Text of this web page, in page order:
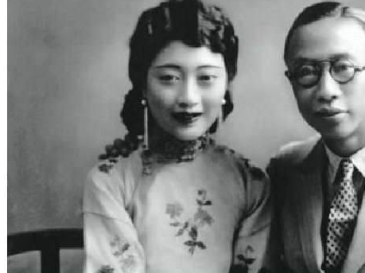
處長遭爆惡行 外交部啟動調查 20:35
戰驚見放送事故！3主持人齊卡住 20:30
任秒出國選校長！高為元道歉了 20:30
打臉 伊朗新最高領袖傳病危 20:30
台中囂張男揮刀還尿在警身上 20:24
ALD1黑白對決！神級舞台炸全場 20:19
機攻擊？婦控外送員無故賞巴掌 20:14
直播中 20:31